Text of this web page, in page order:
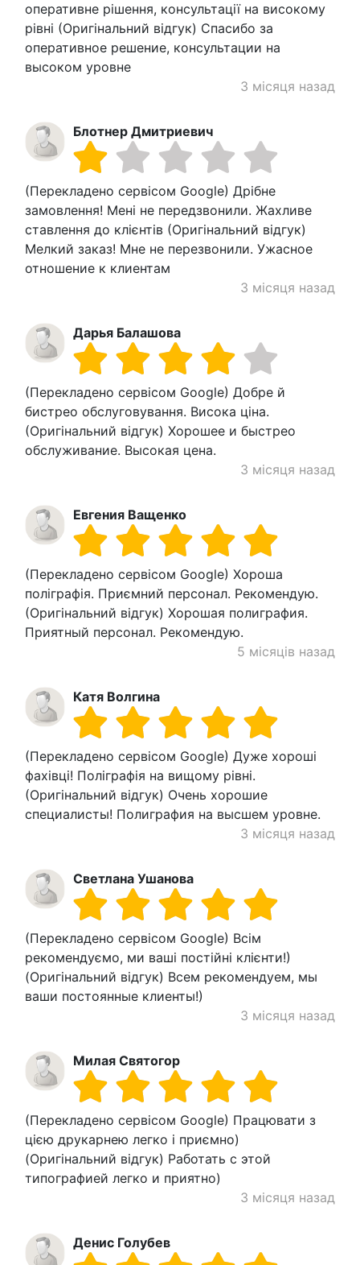
оперативне рішення, консультації на високому
рівні (Оригінальний відгук) Спасибо за
оперативное решение, консультации на
высоком уровне
3 місяця назад
Блотнер Дмитриевич
(Перекладено сервісом Google) Дрібне
замовлення! Мені не передзвонили. Жахливе
ставлення до клієнтів (Оригінальний відгук)
Мелкий заказ! Мне не перезвонили. Ужасное
отношение к клиентам
3 місяця назад
Дарья Балашова
(Перекладено сервісом Google) Добре й
бистрео обслуговування. Висока ціна.
(Оригінальний відгук) Хорошее и быстрео
обслуживание. Высокая цена.
3 місяця назад
Евгения Ващенко
(Перекладено сервісом Google) Хороша
поліграфія. Приємний персонал. Рекомендую.
(Оригінальний відгук) Хорошая полиграфия.
Приятный персонал. Рекомендую.
5 місяців назад
Катя Волгина
(Перекладено сервісом Google) Дуже хороші
фахівці! Поліграфія на вищому рівні.
(Оригінальний відгук) Очень хорошие
специалисты! Полиграфия на высшем уровне.
3 місяця назад
Светлана Ушанова
(Перекладено сервісом Google) Всім
рекомендуємо, ми ваші постійні клієнти!)
(Оригінальний відгук) Всем рекомендуем, мы
ваши постоянные клиенты!)
3 місяця назад
Милая Святогор
(Перекладено сервісом Google) Працювати з
цією друкарнею легко і приємно)
(Оригінальний відгук) Работать с этой
типографией легко и приятно)
3 місяця назад
Денис Голубев